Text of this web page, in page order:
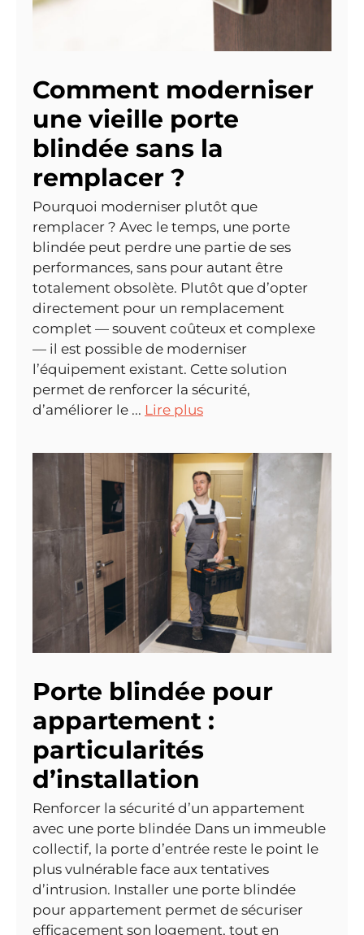
Comment moderniser
une vieille porte
blindée sans la
remplacer ?
Pourquoi moderniser plutôt que
remplacer ? Avec le temps, une porte
blindée peut perdre une partie de ses
performances, sans pour autant être
totalement obsolète. Plutôt que d’opter
directement pour un remplacement
complet — souvent coûteux et complexe
— il est possible de moderniser
l’équipement existant. Cette solution
permet de renforcer la sécurité,
d’améliorer le ... Lire plus
Porte blindée pour
appartement :
particularités
d’installation
Renforcer la sécurité d’un appartement
avec une porte blindée Dans un immeuble
collectif, la porte d’entrée reste le point le
plus vulnérable face aux tentatives
d’intrusion. Installer une porte blindée
pour appartement permet de sécuriser
efficacement son logement, tout en